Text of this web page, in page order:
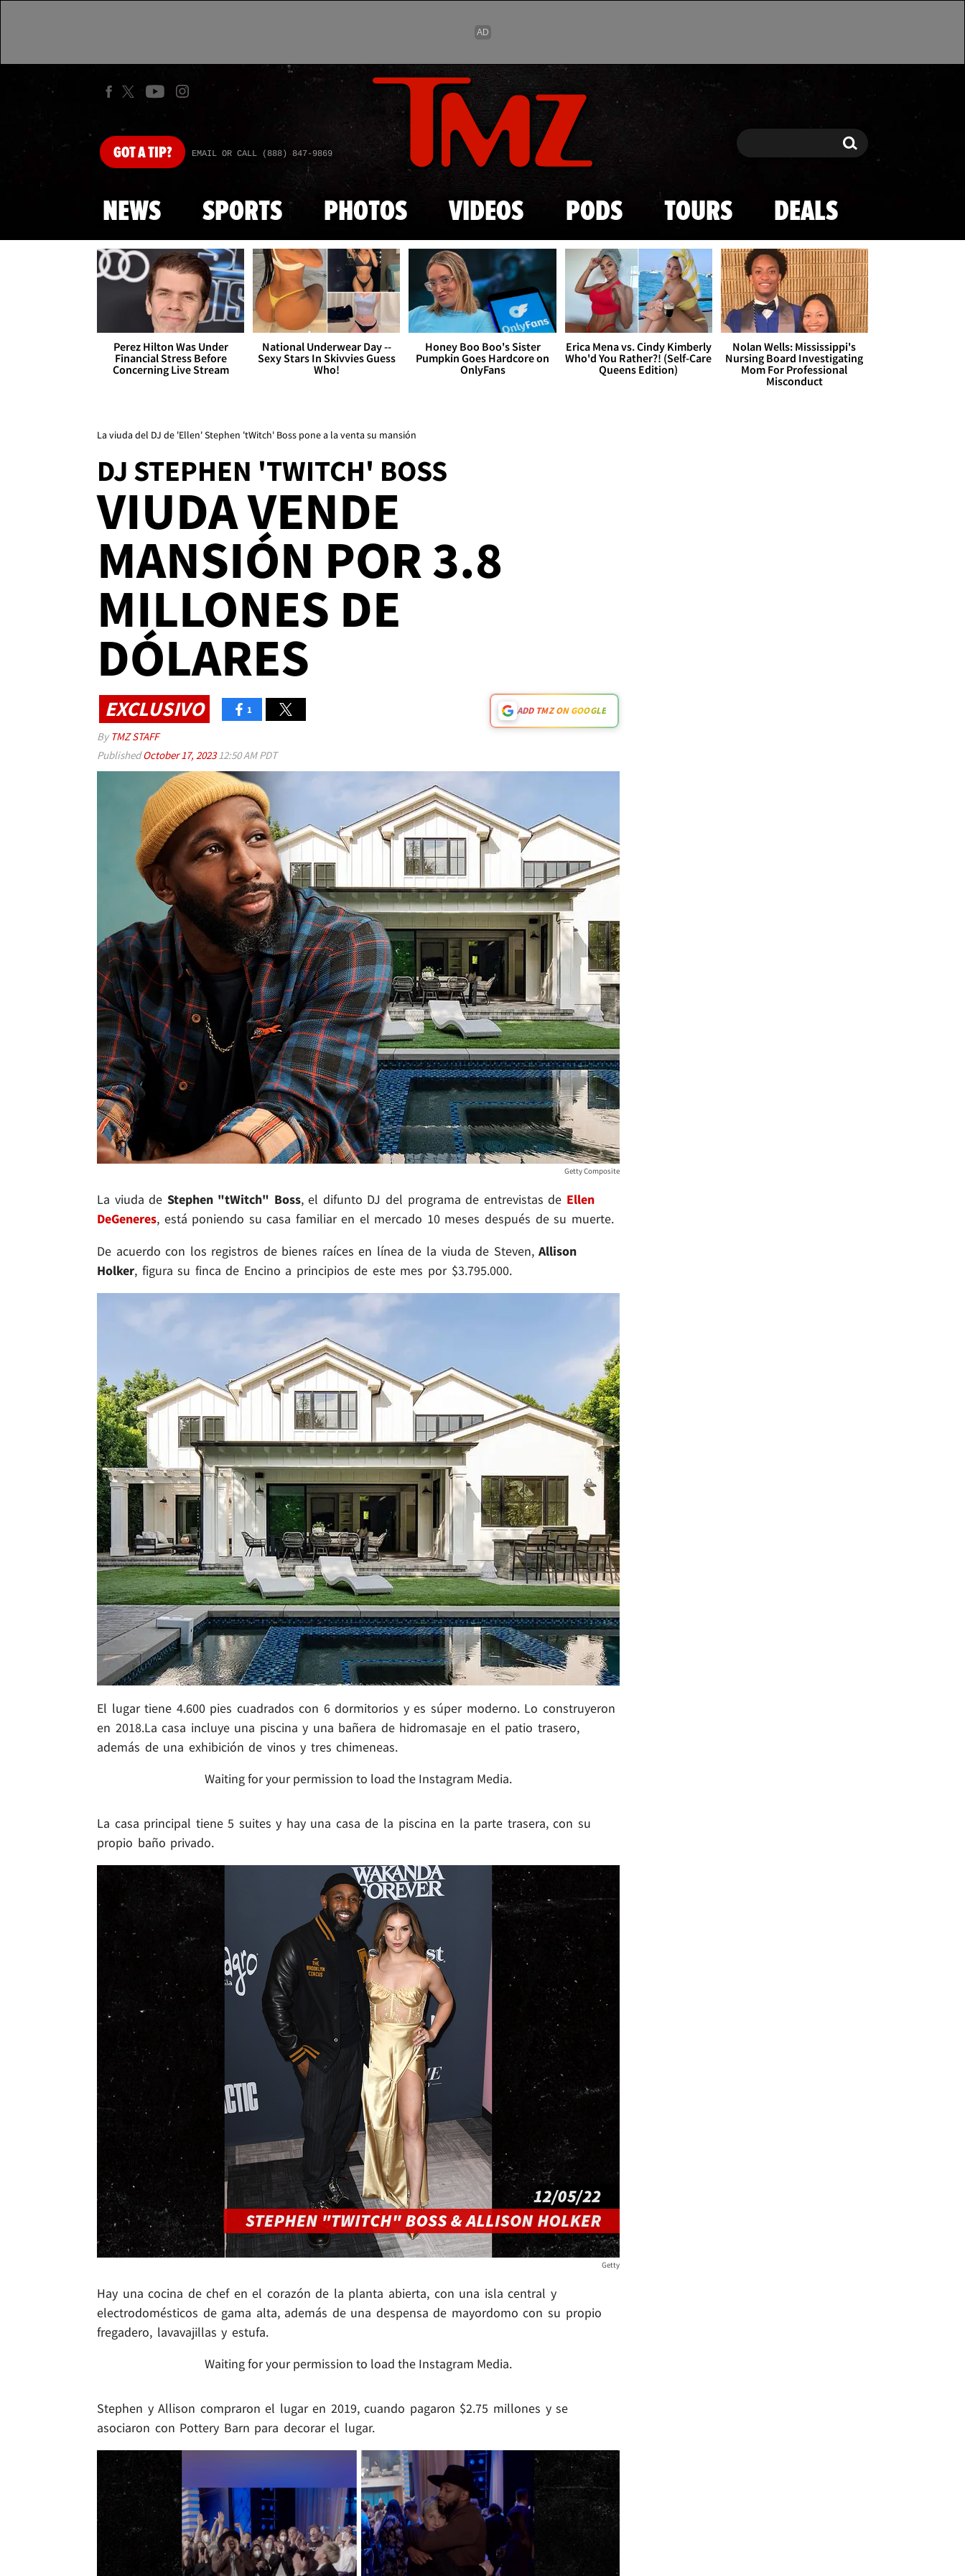
Skip to main content
GOTA TIP? EMAIL OR CALL (888) 847-9869 Search Search
NEWS SPORTS PHOTOS VIDEOS PODS TOURS DEALS
Perez Hilton Was Under
Financial Stress Before
Concerning Live Stream
National Underwear Day --
Sexy Stars In Skivvies Guess
Who!
Honey Boo Boo's Sister
Pumpkin Goes Hardcore on
OnlyFans
Erica Mena vs. Cindy Kimberly
Who'd You Rather?! (Self-Care
Queens Edition)
Nolan Wells: Mississippi's
Nursing Board Investigating
Mom For Professional
Misconduct
La viuda del DJ de 'Ellen' Stephen 'tWitch' Boss pone a la venta su mansión
DJ STEPHEN 'TWITCH' BOSS
VIUDA VENDE
MANSIÓN POR 3.8
MILLONES DE
DÓLARES
EXCLUSIVO 1 ADD TMZ ON GOOGLE
By TMZ STAFF
PublishedOctober 17, 202312:50 AM PDT
Getty Composite
La viuda de Stephen "tWitch" Boss, el difunto DJ del programa de entrevistas de Ellen
DeGeneres, está poniendo su casa familiar en el mercado 10 meses después de su muerte.
De acuerdo con los registros de bienes raíces en línea de la viuda de Steven,Allison
Holker, figura su finca de Encino a principios de este mes por $3.795.000.
El lugar tiene 4.600 pies cuadrados con 6 dormitorios y es súper moderno. Lo construyeron
en 2018.La casa incluye una piscina y una bañera de hidromasaje en el patio trasero,
además de una exhibición de vinos y tres chimeneas.
Waiting for your permission to load the Instagram Media.
La casa principal tiene 5 suites y hay una casa de la piscina en la parte trasera, con su
propio baño privado.
Getty
Hay una cocina de chef en el corazón de la planta abierta, con una isla central y
electrodomésticos de gama alta, además de una despensa de mayordomo con su propio
fregadero, lavavajillas y estufa.
Waiting for your permission to load the Instagram Media.
Stephen y Allison compraron el lugar en 2019, cuando pagaron $2.75 millones y se
asociaron con Pottery Barn para decorar el lugar.